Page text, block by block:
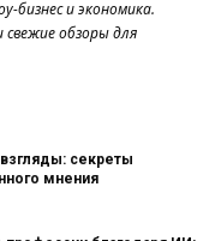
и экономика.
обзоры для
секреты
мнения